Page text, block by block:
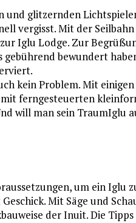
glitzernden
vergisst. Mit der
Iglu Lodge. Zur
gebührend bewundert
kein Problem. Mit
ferngesteuerten
will man sein TraumIglu
um ein Iglu
Mit Säge und
der Inuit. Die Tipps